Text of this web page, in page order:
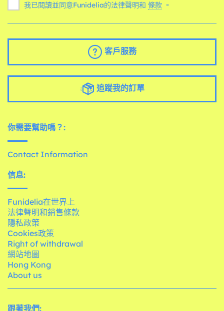
我已閱讀並同意Funidelia的法律聲明和 條款 。
客戶服務
追蹤我的訂單
你需要幫助嗎？:
Contact Information
信息:
Funidelia在世界上
法律聲明和銷售條款
隱私政策
Cookies政策
Right of withdrawal
網站地圖
Hong Kong
About us
跟著我們: